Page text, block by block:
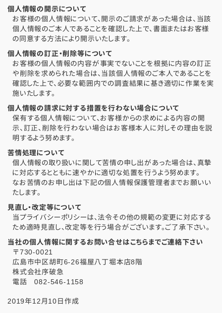
個人情報の開示について
お客様の個人情報について、開示のご請求があった場合は、当該
個人情報のご本人であることを確認した上で、書面またはお客様
の同意する方法により開示いたします。
個人情報の訂正・削除等について
お客様の個人情報の内容が事実でないことを根拠に内容の訂正
や削除を求められた場合は、当該個人情報のご本人であることを
確認した上で、必要な範囲内での調査結果に基き適切に作業を実
施いたします。
個人情報の請求に対する措置を行わない場合について
保有する個人情報について、お客様からの求めによる内容の開
示、訂正、削除を行わない場合はお客様本人に対しその理由を説
明するよう努めます。
苦情処理について
個人情報の取り扱いに関して苦情の申し出があった場合は、真摯
に対応するとともに速やかに適切な処置を行うよう努めます。
なお苦情のお申し出は下記の個人情報保護管理者までお願いい
たします。
見直し・改定等について
当プライバシーポリシーは、法令その他の規範の変更に対応する
ため適時見直し、改定等を行う場合がございます。ご了承下さい。
当社の個人情報に関するお問い合せはこちらまでご連絡下さい
〒730-0021
広島市中区胡町6-26福屋八丁堀本店8階
株式会社序破急
電話 082-546-1158
2019年12月10日作成